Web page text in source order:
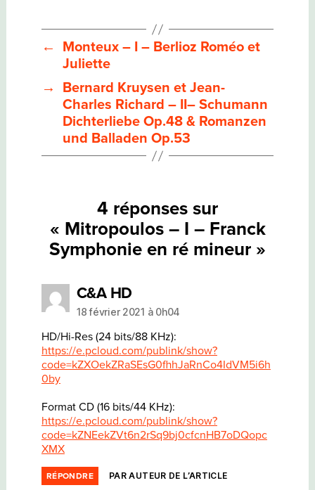
FRANCK
SYMPHONIE
EN
←
Monteux – I – Berlioz Roméo et
Juliette
→
Bernard Kruysen et Jean-
Charles Richard – II– Schumann
Dichterliebe Op.48 & Romanzen
und Balladen Op.53
4 réponses sur
« Mitropoulos – I – Franck
Symphonie en ré mineur »
C&A HDdit :
18 février 2021 à 0h04
HD/Hi-Res (24 bits/88 KHz):
https://e.pcloud.com/publink/show?
code=kZXOekZRaSEsG0fhhJaRnCo4IdVM5i6h
0by
Format CD (16 bits/44 KHz):
https://e.pcloud.com/publink/show?
code=kZNEekZVt6n2rSq9bj0cfcnHB7oDQopc
XMX
RÉPONDRE PAR AUTEUR DE L’ARTICLE